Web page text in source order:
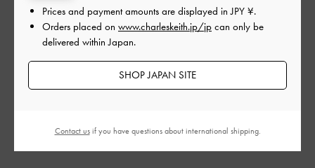
デザイン
品質
もっと見る
Prices and payment amounts are displayed inJPY ¥.
Orders placed on www.charleskeith.jp/jp can only be
delivered within Japan.
SHOP JAPAN SITE
Contact usif you have questions about international shipping.